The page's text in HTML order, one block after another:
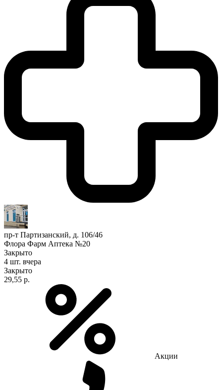
пр-т Партизанский, д. 106/46
Флора Фарм Аптека №20
Закрыто
4 шт. вчера
Закрыто
29,55 р.
Акции